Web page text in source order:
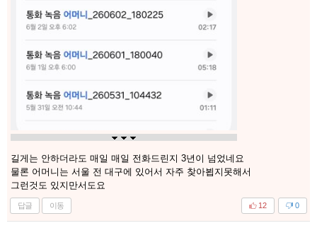
길게는 안하더라도 매일 매일 전화드린지 3년이 넘었네요
물론 어머니는 서울 전 대구에 있어서 자주 찾아뵙지못해서
그런것도 있지만서도요
답글 이동 0
12